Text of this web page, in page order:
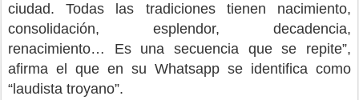
ciudad. Todas las tradiciones tienen nacimiento,
consolidación, esplendor, decadencia,
renacimiento… Es una secuencia que se repite”,
afirma el que en su Whatsapp se identifica como
“laudista troyano”.